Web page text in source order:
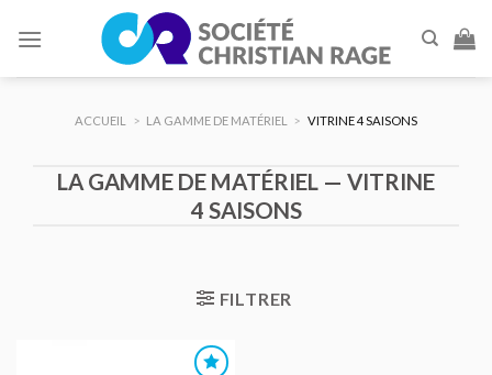
ACCUEIL > LA GAMME DE MATÉRIEL > VITRINE 4 SAISONS
LA GAMME DE MATÉRIEL — VITRINE
4 SAISONS
FILTRER